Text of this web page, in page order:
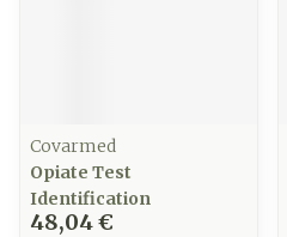
Covarmed
Opiate Test
Identification
48,04 €